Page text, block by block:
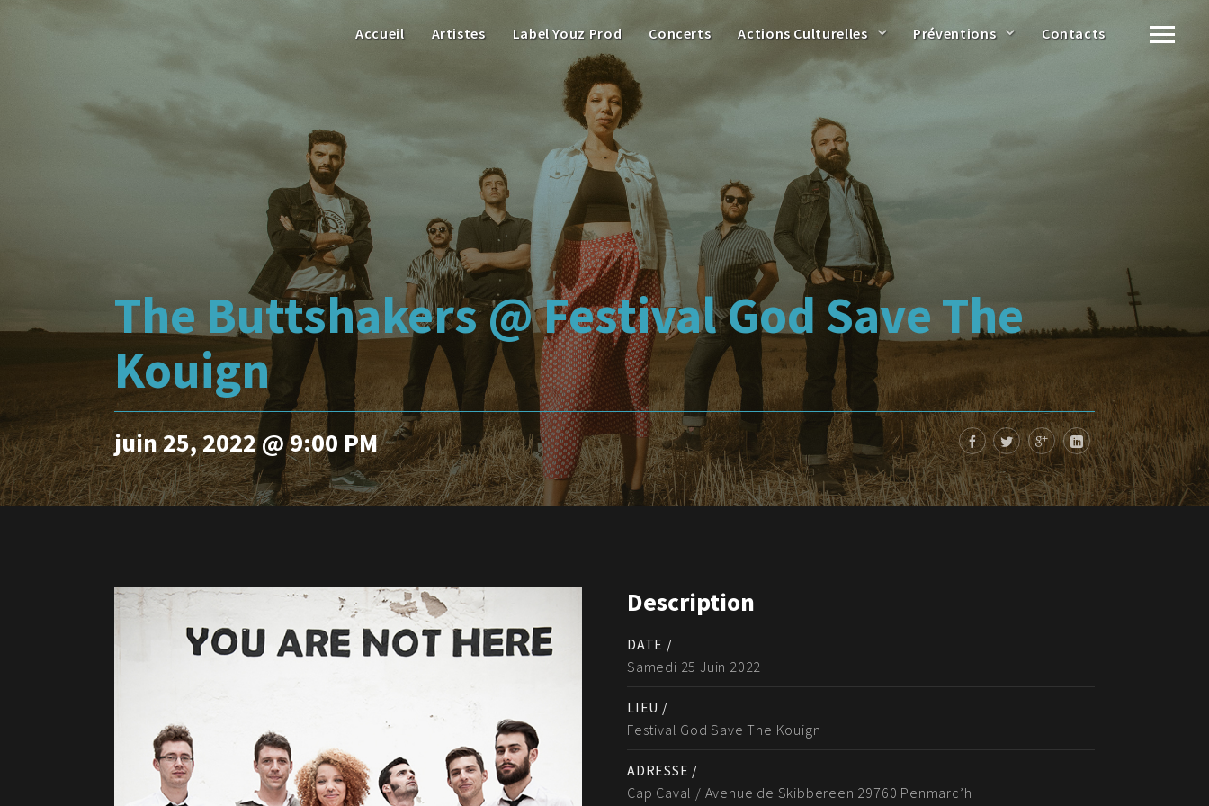
Accueil Artistes Label Youz Prod Concerts Actions Culturelles Préventions Contacts
The Buttshakers @ Festival God Save The
Kouign
juin 25, 2022 @ 9:00 PM
Description
DATE /
Samedi 25 Juin 2022
LIEU /
Festival God Save The Kouign
ADRESSE /
Cap Caval / Avenue de Skibbereen 29760 Penmarc’h